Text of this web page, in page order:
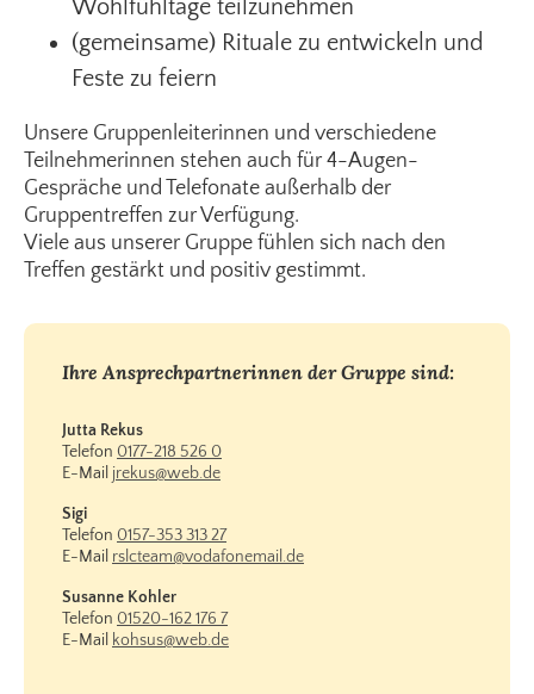
Wohlfühltage teilzunehmen
(gemeinsame) Rituale zu entwickeln und
Feste zu feiern
Unsere Gruppenleiterinnen und verschiedene
Teilnehmerinnen stehen auch für 4-Augen-
Gespräche und Telefonate außerhalb der
Gruppentreffen zur Verfügung.
Viele aus unserer Gruppe fühlen sich nach den
Treffen gestärkt und positiv gestimmt.
Ihre Ansprechpartnerinnen der Gruppe sind:
Jutta Rekus
Telefon 0177-218 526 0
E-Mail jrekus@web.de
Sigi
Telefon 0157-353 313 27
E-Mail rslcteam@vodafonemail.de
Susanne Kohler
Telefon 01520-162 176 7
E-Mail kohsus@web.de